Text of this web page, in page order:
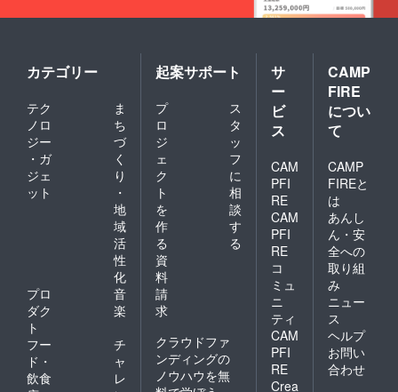
カテゴリー
テク
ノロ
ジー
・ガ
ジェ
ット
ま
ち
づ
く
り
・
地
域
活
性
化
プロ
ダク
ト
音
楽
フー
ド・
飲食
チ
ャ
レ
起案サポート
プ
ロ
ジ
ェ
ク
ト
を
作
る
ス
タ
ッ
フ
に
相
談
す
る
資
料
請
求
クラウドファ
ンディングの
ノウハウを無
サ
ー
ビ
ス
CAM
PFI
RE
CAM
PFI
RE
コ
ミュ
ニ
ティ
CAM
PFI
RE
Crea
CAMP
FIRE
につい
て
CAMP
FIREと
は
あんし
ん・安
全への
取り組
み
ニュー
ス
ヘルプ
お問い
合わせ